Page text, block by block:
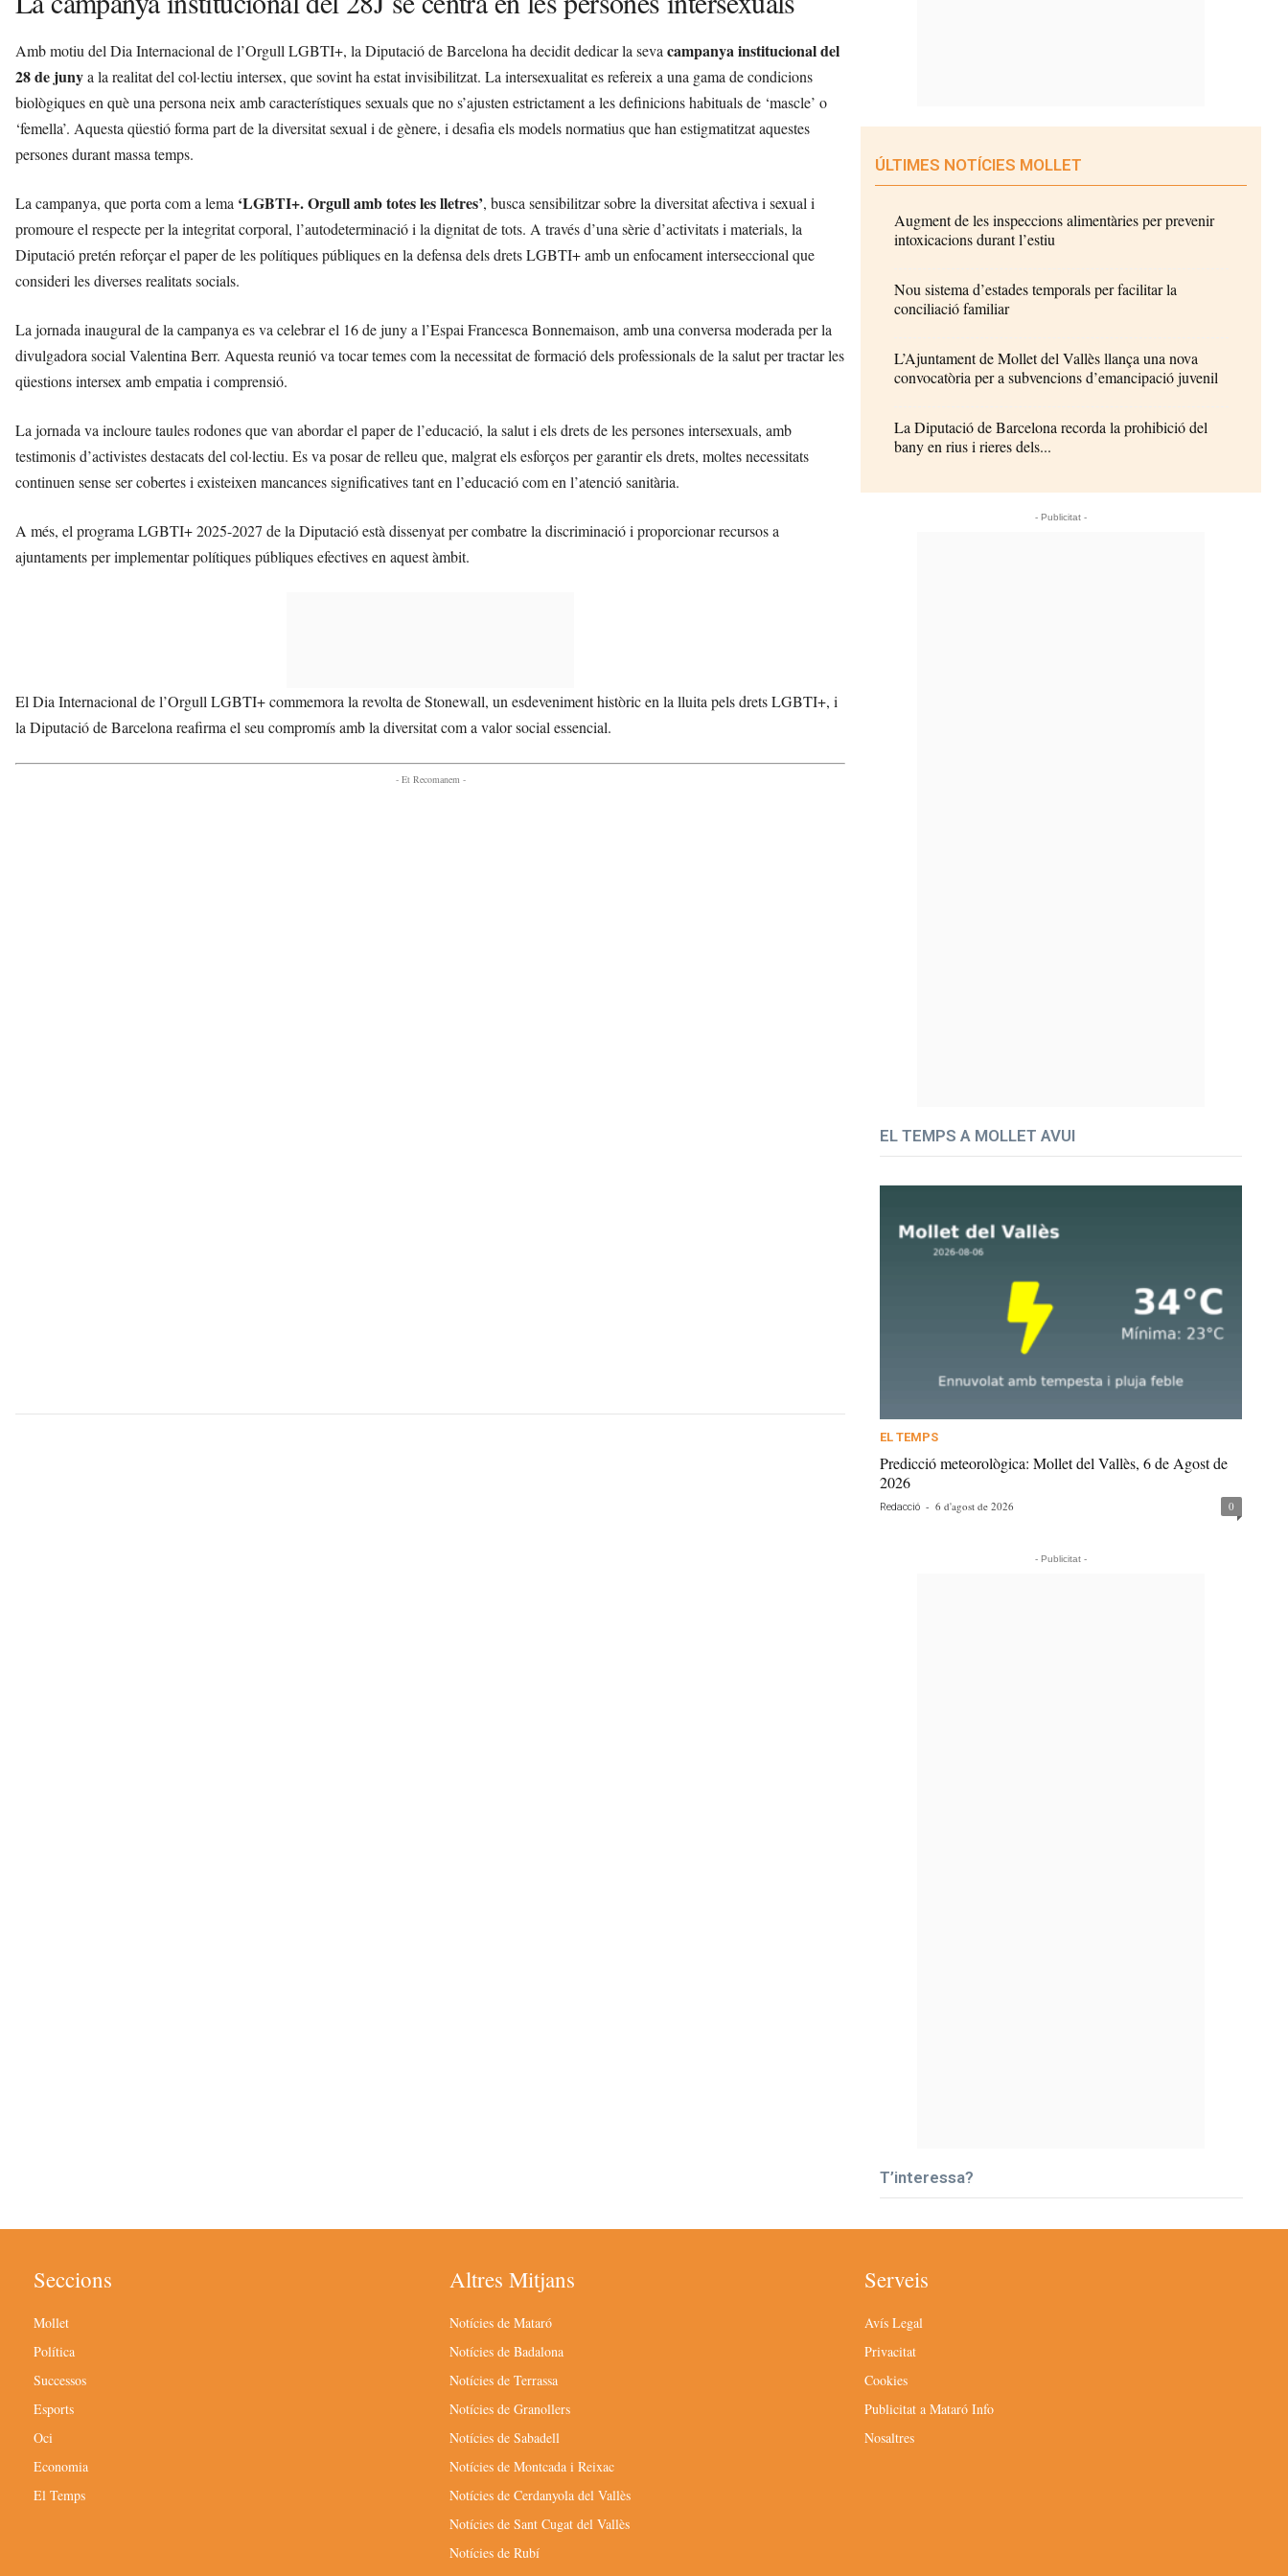
Amb motiu del Dia Internacional de l’Orgull LGBTI+, la Diputació de Barcelona ha decidit dedicar la sevacampanya institucional del
28 de junya la realitat del col·lectiu intersex, que sovint ha estat invisibilitzat. La intersexualitat es refereix a una gama de condicions
biològiques en què una persona neix amb característiques sexuals que no s’ajusten estrictament a les definicions habituals de ‘mascle’ o
‘femella’. Aquesta qüestió forma part de la diversitat sexual i de gènere, i desafia els models normatius que han estigmatitzat aquestes
persones durant massa temps.
La campanya, que porta com a lema ‘LGBTI+. Orgull amb totes les lletres’, busca sensibilitzar sobre la diversitat afectiva i sexual i
promoure el respecte per la integritat corporal, l’autodeterminació i la dignitat de tots. A través d’una sèrie d’activitats i materials, la
Diputació pretén reforçar el paper de les polítiques públiques en la defensa dels drets LGBTI+ amb un enfocament interseccional que
consideri les diverses realitats socials.
La jornada inaugural de la campanya es va celebrar el 16 de juny a l’Espai Francesca Bonnemaison, amb una conversa moderada per la
divulgadora social Valentina Berr. Aquesta reunió va tocar temes com la necessitat de formació dels professionals de la salut per tractar les
qüestions intersex amb empatia i comprensió.
La jornada va incloure taules rodones que van abordar el paper de l’educació, la salut i els drets de les persones intersexuals, amb
testimonis d’activistes destacats del col·lectiu. Es va posar de relleu que, malgrat els esforços per garantir els drets, moltes necessitats
continuen sense ser cobertes i existeixen mancances significatives tant en l’educació com en l’atenció sanitària.
A més, el programa LGBTI+ 2025-2027 de la Diputació està dissenyat per combatre la discriminació i proporcionar recursos a
ajuntaments per implementar polítiques públiques efectives en aquest àmbit.
El Dia Internacional de l’Orgull LGBTI+ commemora la revolta de Stonewall, un esdeveniment històric en la lluita pels drets LGBTI+, i
la Diputació de Barcelona reafirma el seu compromís amb la diversitat com a valor social essencial.
- Et Recomanem -
ÚLTIMES NOTÍCIES MOLLET
Augment de les inspeccions alimentàries per prevenir
intoxicacions durant l’estiu
Nou sistema d’estades temporals per facilitar la
conciliació familiar
L’Ajuntament de Mollet del Vallès llança una nova
convocatòria per a subvencions d’emancipació juvenil
La Diputació de Barcelona recorda la prohibició del
bany en rius i rieres dels...
- Publicitat -
EL TEMPS A MOLLET AVUI
EL TEMPS
Predicció meteorològica: Mollet del Vallès, 6 de Agost de
2026
Redacció - 6 d'agost de 2026 0
- Publicitat -
T’interessa?
Seccions
Mollet
Política
Successos
Esports
Oci
Economia
El Temps
Altres Mitjans
Notícies de Mataró
Notícies de Badalona
Notícies de Terrassa
Notícies de Granollers
Notícies de Sabadell
Notícies de Montcada i Reixac
Notícies de Cerdanyola del Vallès
Notícies de Sant Cugat del Vallès
Notícies de Rubí
Serveis
Avís Legal
Privacitat
Cookies
Publicitat a Mataró Info
Nosaltres